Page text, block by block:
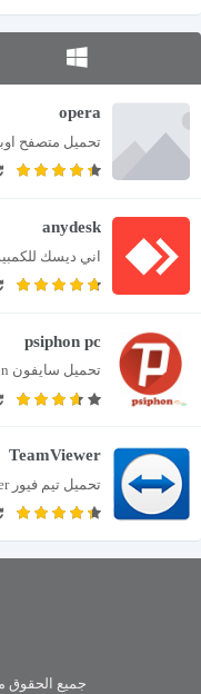
opera
متصفح الأكثر
anydesk
التحكم في جهاز
psiphon pc
الطريقة الأسهل
TeamViewer
اقوي برامج
جميع الحقوق